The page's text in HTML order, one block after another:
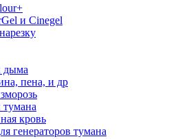
и Cinegel
дыма
пена, и др
тумана
кровь
генераторов тумана